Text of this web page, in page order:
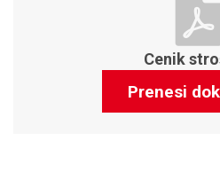
Cenik
Prenesi